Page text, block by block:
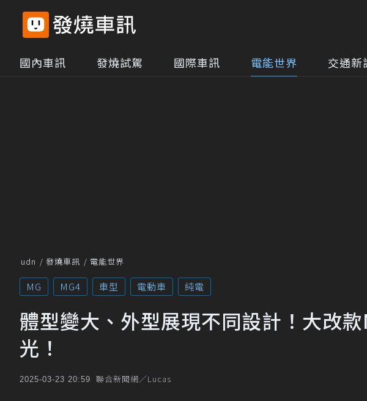
國內車訊 發燒試駕 國際車訊 電能世界 交通新
udn 發燒車訊 電能世界
MG MG4 車型 電動車 純電
體型變大、外型展現不同設計！大改
光！
2025-03-23 20:59 聯合新聞網／Lucas